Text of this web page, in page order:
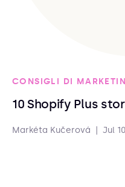
CONSIGLI DI
10 Shopify Plus
Markéta Kučerová Jul